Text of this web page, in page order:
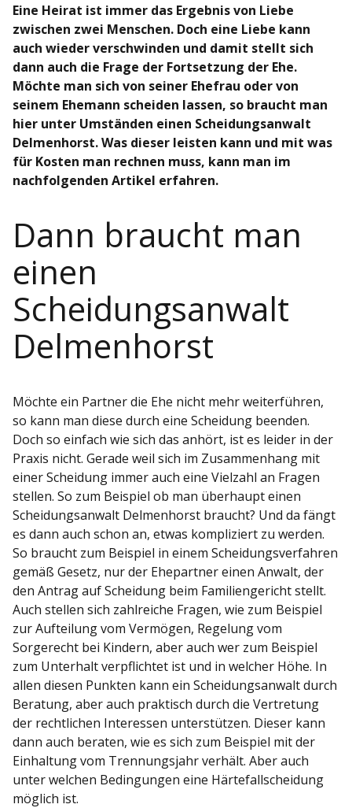
Eine Heirat ist immer das Ergebnis von Liebe
zwischen zwei Menschen. Doch eine Liebe kann
auch wieder verschwinden und damit stellt sich
dann auch die Frage der Fortsetzung der Ehe.
Möchte man sich von seiner Ehefrau oder von
seinem Ehemann scheiden lassen, so braucht man
hier unter Umständen einen Scheidungsanwalt
Delmenhorst. Was dieser leisten kann und mit was
für Kosten man rechnen muss, kann man im
nachfolgenden Artikel erfahren.
Dann braucht man
einen
Scheidungsanwalt
Delmenhorst
Möchte ein Partner die Ehe nicht mehr weiterführen,
so kann man diese durch eine Scheidung beenden.
Doch so einfach wie sich das anhört, ist es leider in der
Praxis nicht. Gerade weil sich im Zusammenhang mit
einer Scheidung immer auch eine Vielzahl an Fragen
stellen. So zum Beispiel ob man überhaupt einen
Scheidungsanwalt Delmenhorst braucht? Und da fängt
es dann auch schon an, etwas kompliziert zu werden.
So braucht zum Beispiel in einem Scheidungsverfahren
gemäß Gesetz, nur der Ehepartner einen Anwalt, der
den Antrag auf Scheidung beim Familiengericht stellt.
Auch stellen sich zahlreiche Fragen, wie zum Beispiel
zur Aufteilung vom Vermögen, Regelung vom
Sorgerecht bei Kindern, aber auch wer zum Beispiel
zum Unterhalt verpflichtet ist und in welcher Höhe. In
allen diesen Punkten kann ein Scheidungsanwalt durch
Beratung, aber auch praktisch durch die Vertretung
der rechtlichen Interessen unterstützen. Dieser kann
dann auch beraten, wie es sich zum Beispiel mit der
Einhaltung vom Trennungsjahr verhält. Aber auch
unter welchen Bedingungen eine Härtefallscheidung
möglich ist.